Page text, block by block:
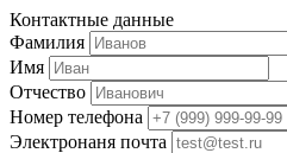
Контактные данные
Фамилия
Имя
Отчество
Номер телефона
Электронаня почта